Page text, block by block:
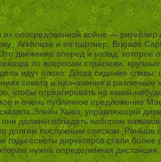
опосредованной войне —
Arkhouse и ее партнер, Brigade
движение вперед и назад,
по вопросам стратегии,
идут плохо. Доска сидения
совета и назначения в различные
чтобы отреагировать на какой-
и очень публичное предложение
Элейн Хьюз, управляющий
должны обладать набором
послужным списком. Раньше
годы советы директоров стали
нужна определенная дистанция.